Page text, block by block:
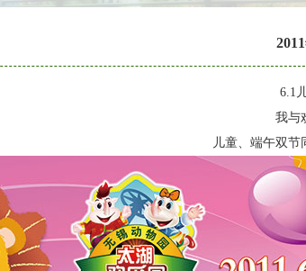
6.1
我与
儿童、端午双节